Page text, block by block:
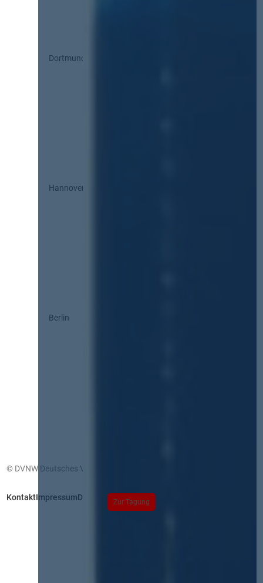
Zur Tagung
Dortmund
Hannover
Berlin
© DVNW Deutsches Vergabenetzwerk GmbH
KontaktImpressumDatenschutz